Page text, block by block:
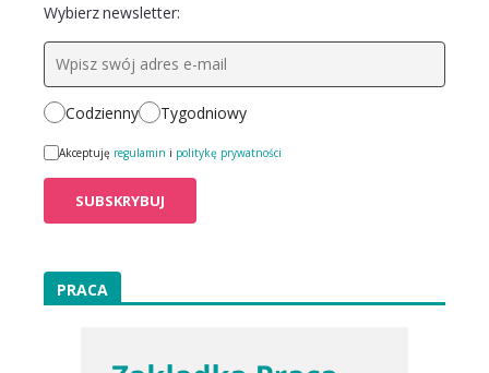
Wybierz newsletter:
Codzienny Tygodniowy
Akceptuję regulamin i politykę prywatności
PRACA